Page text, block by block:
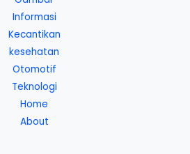
Informasi
Kecantikan
kesehatan
Otomotif
Teknologi
Home
About